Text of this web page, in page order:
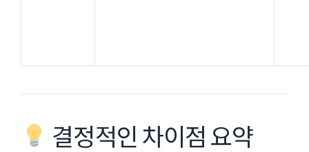
결정적인 차이점 요약